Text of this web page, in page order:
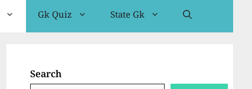
Gk Quiz State Gk
Search